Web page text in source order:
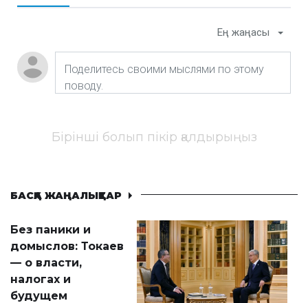
Ең жаңасы
Бірінші болып пікір қалдырыңыз
БАСҚА ЖАҢАЛЫҚТАР
Без паники и
домыслов: Токаев
— о власти,
налогах и
будущем